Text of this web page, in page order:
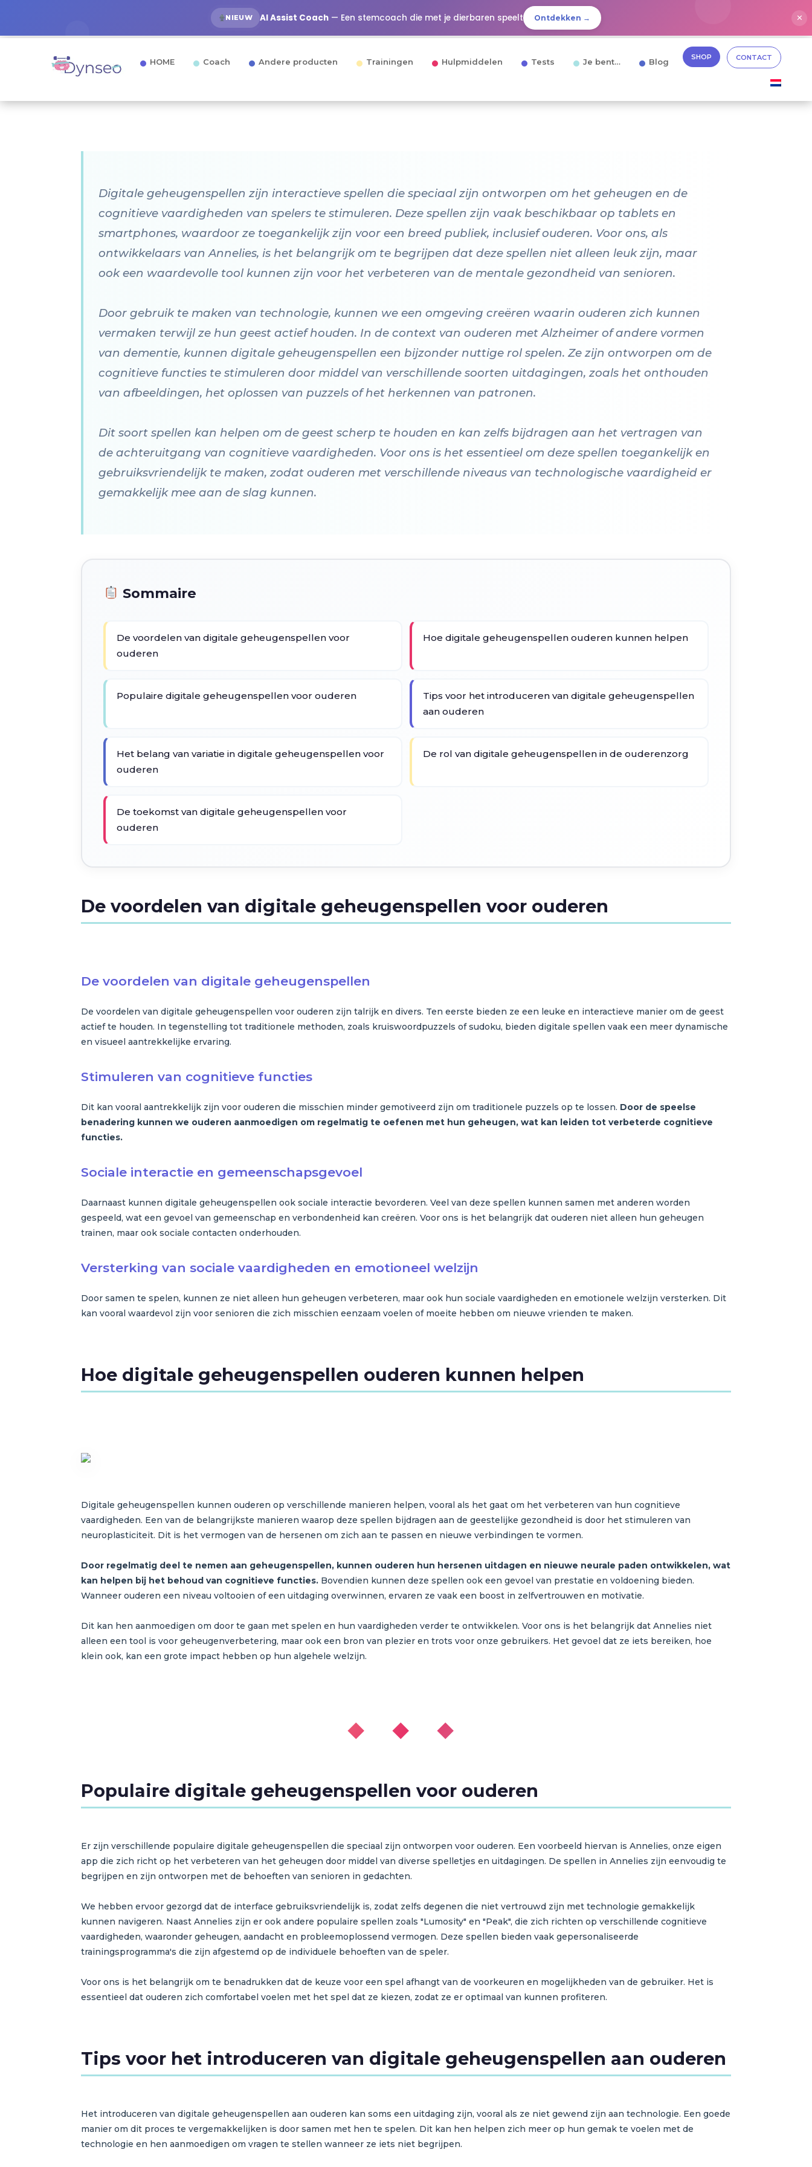
NIEUW AI Assist Coach — Een stemcoach die met je dierbaren speelt Ontdekken → ✕
HOME Coach Andere producten Trainingen Hulpmiddelen Tests Je bent… Blog SHOP CONTACT
Digitale geheugenspellen zijn interactieve spellen die speciaal zijn ontworpen om het geheugen en de
cognitieve vaardigheden van spelers te stimuleren. Deze spellen zijn vaak beschikbaar op tablets en
smartphones, waardoor ze toegankelijk zijn voor een breed publiek, inclusief ouderen. Voor ons, als
ontwikkelaars van Annelies, is het belangrijk om te begrijpen dat deze spellen niet alleen leuk zijn, maar
ook een waardevolle tool kunnen zijn voor het verbeteren van de mentale gezondheid van senioren.
Door gebruik te maken van technologie, kunnen we een omgeving creëren waarin ouderen zich kunnen
vermaken terwijl ze hun geest actief houden. In de context van ouderen met Alzheimer of andere vormen
van dementie, kunnen digitale geheugenspellen een bijzonder nuttige rol spelen. Ze zijn ontworpen om de
cognitieve functies te stimuleren door middel van verschillende soorten uitdagingen, zoals het onthouden
van afbeeldingen, het oplossen van puzzels of het herkennen van patronen.
Dit soort spellen kan helpen om de geest scherp te houden en kan zelfs bijdragen aan het vertragen van
de achteruitgang van cognitieve vaardigheden. Voor ons is het essentieel om deze spellen toegankelijk en
gebruiksvriendelijk te maken, zodat ouderen met verschillende niveaus van technologische vaardigheid er
gemakkelijk mee aan de slag kunnen.
Sommaire
De voordelen van digitale geheugenspellen voor
ouderen
Hoe digitale geheugenspellen ouderen kunnen helpen
Populaire digitale geheugenspellen voor ouderen
Tips voor het introduceren van digitale geheugenspellen
aan ouderen
Het belang van variatie in digitale geheugenspellen voor
ouderen
De rol van digitale geheugenspellen in de ouderenzorg
De toekomst van digitale geheugenspellen voor
ouderen
De voordelen van digitale geheugenspellen voor ouderen
De voordelen van digitale geheugenspellen
De voordelen van digitale geheugenspellen voor ouderen zijn talrijk en divers. Ten eerste bieden ze een leuke en interactieve manier om de geest
actief te houden. In tegenstelling tot traditionele methoden, zoals kruiswoordpuzzels of sudoku, bieden digitale spellen vaak een meer dynamische
en visueel aantrekkelijke ervaring.
Stimuleren van cognitieve functies
Dit kan vooral aantrekkelijk zijn voor ouderen die misschien minder gemotiveerd zijn om traditionele puzzels op te lossen. Door de speelse
benadering kunnen we ouderen aanmoedigen om regelmatig te oefenen met hun geheugen, wat kan leiden tot verbeterde cognitieve
functies.
Sociale interactie en gemeenschapsgevoel
Daarnaast kunnen digitale geheugenspellen ook sociale interactie bevorderen. Veel van deze spellen kunnen samen met anderen worden
gespeeld, wat een gevoel van gemeenschap en verbondenheid kan creëren. Voor ons is het belangrijk dat ouderen niet alleen hun geheugen
trainen, maar ook sociale contacten onderhouden.
Versterking van sociale vaardigheden en emotioneel welzijn
Door samen te spelen, kunnen ze niet alleen hun geheugen verbeteren, maar ook hun sociale vaardigheden en emotionele welzijn versterken. Dit
kan vooral waardevol zijn voor senioren die zich misschien eenzaam voelen of moeite hebben om nieuwe vrienden te maken.
Hoe digitale geheugenspellen ouderen kunnen helpen
Digitale geheugenspellen kunnen ouderen op verschillende manieren helpen, vooral als het gaat om het verbeteren van hun cognitieve
vaardigheden. Een van de belangrijkste manieren waarop deze spellen bijdragen aan de geestelijke gezondheid is door het stimuleren van
neuroplasticiteit. Dit is het vermogen van de hersenen om zich aan te passen en nieuwe verbindingen te vormen.
Door regelmatig deel te nemen aan geheugenspellen, kunnen ouderen hun hersenen uitdagen en nieuwe neurale paden ontwikkelen, wat
kan helpen bij het behoud van cognitieve functies. Bovendien kunnen deze spellen ook een gevoel van prestatie en voldoening bieden.
Wanneer ouderen een niveau voltooien of een uitdaging overwinnen, ervaren ze vaak een boost in zelfvertrouwen en motivatie.
Dit kan hen aanmoedigen om door te gaan met spelen en hun vaardigheden verder te ontwikkelen. Voor ons is het belangrijk dat Annelies niet
alleen een tool is voor geheugenverbetering, maar ook een bron van plezier en trots voor onze gebruikers. Het gevoel dat ze iets bereiken, hoe
klein ook, kan een grote impact hebben op hun algehele welzijn.
◆ ◆ ◆
Populaire digitale geheugenspellen voor ouderen
Er zijn verschillende populaire digitale geheugenspellen die speciaal zijn ontworpen voor ouderen. Een voorbeeld hiervan is Annelies, onze eigen
app die zich richt op het verbeteren van het geheugen door middel van diverse spelletjes en uitdagingen. De spellen in Annelies zijn eenvoudig te
begrijpen en zijn ontworpen met de behoeften van senioren in gedachten.
We hebben ervoor gezorgd dat de interface gebruiksvriendelijk is, zodat zelfs degenen die niet vertrouwd zijn met technologie gemakkelijk
kunnen navigeren. Naast Annelies zijn er ook andere populaire spellen zoals "Lumosity" en "Peak", die zich richten op verschillende cognitieve
vaardigheden, waaronder geheugen, aandacht en probleemoplossend vermogen. Deze spellen bieden vaak gepersonaliseerde
trainingsprogramma's die zijn afgestemd op de individuele behoeften van de speler.
Voor ons is het belangrijk om te benadrukken dat de keuze voor een spel afhangt van de voorkeuren en mogelijkheden van de gebruiker. Het is
essentieel dat ouderen zich comfortabel voelen met het spel dat ze kiezen, zodat ze er optimaal van kunnen profiteren.
Tips voor het introduceren van digitale geheugenspellen aan ouderen
Het introduceren van digitale geheugenspellen aan ouderen kan soms een uitdaging zijn, vooral als ze niet gewend zijn aan technologie. Een goede
manier om dit proces te vergemakkelijken is door samen met hen te spelen. Dit kan hen helpen zich meer op hun gemak te voelen met de
technologie en hen aanmoedigen om vragen te stellen wanneer ze iets niet begrijpen.